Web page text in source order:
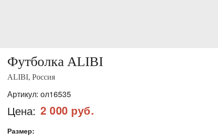
Футболка ALIBI
ALIBI, Россия
Артикул: ол16535
Цена: 2 000 руб.
Размер: